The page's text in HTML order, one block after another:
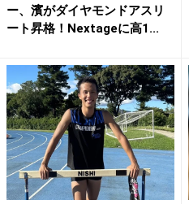
ー、濱がダイヤモンドアスリ
ート昇格！Nextageに高1...